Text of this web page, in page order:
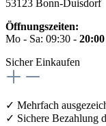
53123 Bonn-Duisdorf
Öffnungszeiten:
Mo - Sa: 09:30 -
Sicher Einkaufen
✓ Mehrfach
✓ Sichere Bezahlung